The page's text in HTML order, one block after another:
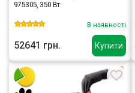
Купити
975305, 350 Вт
В наявності
52641 грн.